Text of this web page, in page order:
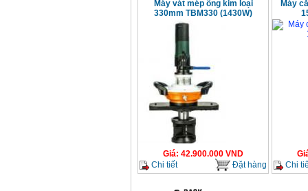
Máy vát mép ống kim loại
330mm TBM330 (1430W)
Giá: 42.900.000 VND
Chi tiết
Đặt hàng
Máy
Chi